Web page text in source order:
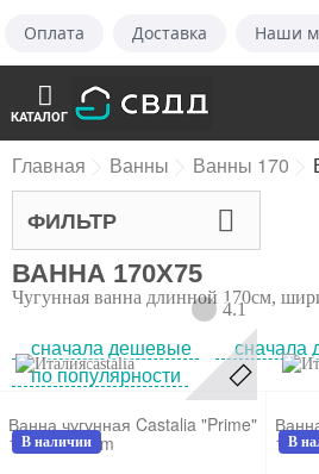
Оплата Доставка Наши
КАТАЛОГ
Главная Ванны Ванны 170
ФИЛЬТР
ВАННА 170X75
Чугунная ванна длинной 170см,
сначала дешевые
сначала
по популярности
castalia
4.1
В наличии
Ванна чугунная Castalia "Prime"
170x75x48cm
В